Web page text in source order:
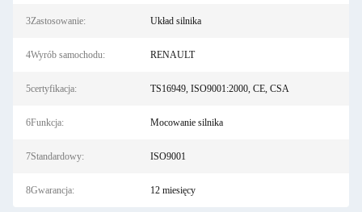
3Zastosowanie: Układ silnika
4Wyrób samochodu: RENAULT
5certyfikacja: TS16949, ISO9001:2000, CE, CSA
6Funkcja: Mocowanie silnika
7Standardowy: ISO9001
8Gwarancja: 12 miesięcy